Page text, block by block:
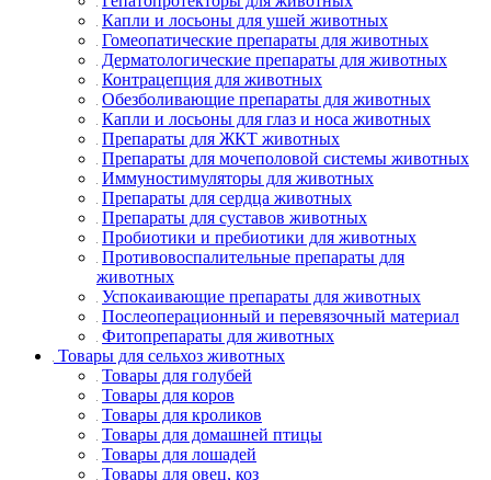
Капли и лосьоны для ушей животных
Гомеопатические препараты для животных
Дерматологические препараты для животных
Контрацепция для животных
Обезболивающие препараты для животных
Капли и лосьоны для глаз и носа животных
Препараты для ЖКТ животных
Препараты для мочеполовой системы животных
Иммуностимуляторы для животных
Препараты для сердца животных
Препараты для суставов животных
Пробиотики и пребиотики для животных
Противовоспалительные препараты для
животных
Успокаивающие препараты для животных
Послеоперационный и перевязочный материал
Фитопрепараты для животных
Товары для сельхоз животных
Товары для голубей
Товары для коров
Товары для кроликов
Товары для домашней птицы
Товары для лошадей
Товары для овец, коз